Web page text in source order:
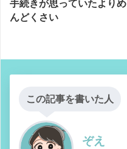
手続きが思っていたよりめ
んどくさい
この記事を書いた人
ぞえ